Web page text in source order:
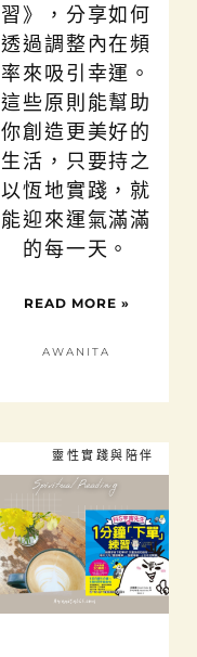
習》，分享如何
透過調整內在頻
率來吸引幸運。
這些原則能幫助
你創造更美好的
生活，只要持之
以恆地實踐，就
能迎來運氣滿滿
的每一天。
READ MORE »
AWANITA
靈性實踐與陪伴